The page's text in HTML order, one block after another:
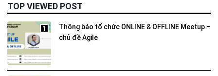
TOP VIEWED POST
1
Thông báo tổ chức ONLINE & OFFLINE Meetup –
chủ đề Agile